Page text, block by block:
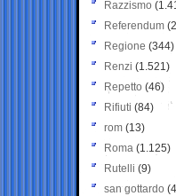
Razzismo
Referendum
Regione (344)
Renzi (1.521)
Repetto (46)
Rifiuti (84)
rom (13)
Roma (1.125)
Rutelli (9)
san gottardo